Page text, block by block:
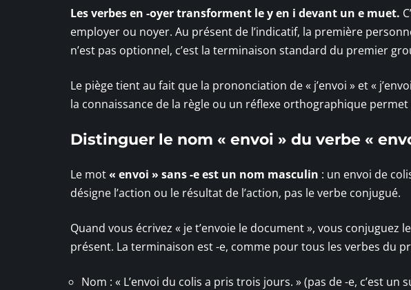
Les verbes en -oyer transforment le y en i devant un e muet.
employer ou noyer. Au présent de l’indicatif, la première
n’est pas optionnel, c’est la terminaison standard du premier
Le piège tient au fait que la prononciation de « j’envoi » et «
la connaissance de la règle ou un réflexe orthographique
Distinguer le nom « envoi » du verbe «
Le mot« envoi » sans -e est un nom masculin : un envoi de
désigne l’action ou le résultat de l’action, pas le verbe conjugué.
Quand vous écrivez « je t’envoie le document », vous
présent. La terminaison est -e, comme pour tous les verbes du
Nom : « L’envoi du colis a pris trois jours. » (pas de -e, c’est un